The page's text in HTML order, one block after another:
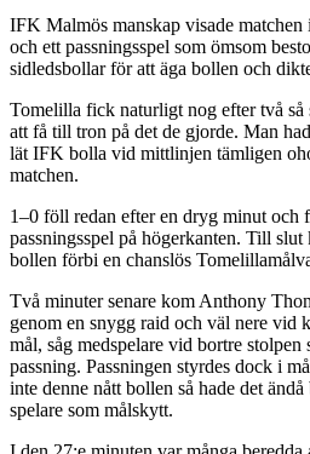
IFK Malmös manskap visade matchen
och ett passningsspel som ömsom
sidledsbollar för att äga bollen och
Tomelilla fick naturligt nog efter två så
att få till tron på det de gjorde. Man
lät IFK bolla vid mittlinjen tämligen
matchen.
1–0 föll redan efter en dryg minut och
passningsspel på högerkanten. Till
bollen förbi en chanslös
Två minuter senare kom Anthony
genom en snygg raid och väl nere vid
mål, såg medspelare vid bortre stolpen
passning. Passningen styrdes dock i
inte denne nått bollen så hade det
spelare som målskytt.